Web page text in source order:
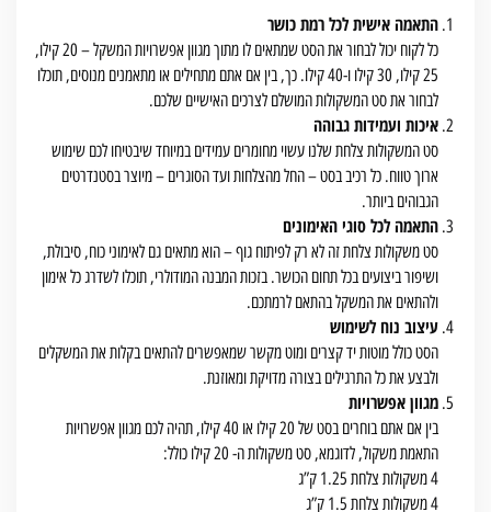
התאמה אישית לכל רמת כושר
כל לקוח יכול לבחור את הסט שמתאים לו מתוך מגוון אפשרויות המשקל – 20 קילו,
25 קילו, 30 קילו ו-40 קילו. כך, בין אם אתם מתחילים או מתאמנים מנוסים, תוכלו
לבחור את סט המשקולות המושלם לצרכים האישיים שלכם.
איכות ועמידות גבוהה
סט המשקולות צלחת שלנו עשוי מחומרים עמידים במיוחד שיבטיחו לכם שימוש
ארוך טווח. כל רכיב בסט – החל מהצלחות ועד הסוגרים – מיוצר בסטנדרטים
הגבוהים ביותר.
התאמה לכל סוגי האימונים
סט משקולות צלחת זה לא רק לפיתוח גוף – הוא מתאים גם לאימוני כוח, סיבולת,
ושיפור ביצועים בכל תחום הכושר. בזכות המבנה המודולרי, תוכלו לשדרג כל אימון
ולהתאים את המשקל בהתאם לרמתכם.
עיצוב נוח לשימוש
הסט כולל מוטות יד קצרים ומוט מקשר שמאפשרים להתאים בקלות את המשקלים
ולבצע את כל התרגילים בצורה מדויקת ומאוזנת.
מגוון אפשרויות
בין אם אתם בוחרים בסט של 20 קילו או 40 קילו, תהיה לכם מגוון אפשרויות
התאמת משקול, לדוגמא, סט משקולות ה- 20 קילו כולל:
4 משקולות צלחת 1.25 ק”ג
4 משקולות צלחת 1.5 ק”ג